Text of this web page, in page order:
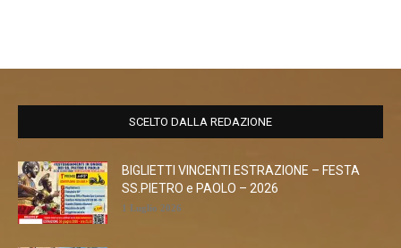
SCELTO DALLA REDAZIONE
BIGLIETTI VINCENTI ESTRAZIONE – FESTA
SS.PIETRO e PAOLO – 2026
1 Luglio 2026